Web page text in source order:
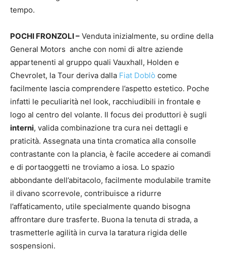
tempo.
POCHI FRONZOLI – Venduta inizialmente, su ordine della
General Motors anche con nomi di altre aziende
appartenenti al gruppo quali Vauxhall, Holden e
Chevrolet, la Tour deriva dalla Fiat Doblò come
facilmente lascia comprendere l’aspetto estetico. Poche
infatti le peculiarità nel look, racchiudibili in frontale e
logo al centro del volante. Il focus dei produttori è sugli
interni, valida combinazione tra cura nei dettagli e
praticità. Assegnata una tinta cromatica alla consolle
contrastante con la plancia, è facile accedere ai comandi
e di portaoggetti ne troviamo a iosa. Lo spazio
abbondante dell’abitacolo, facilmente modulabile tramite
il divano scorrevole, contribuisce a ridurre
l’affaticamento, utile specialmente quando bisogna
affrontare dure trasferte. Buona la tenuta di strada, a
trasmetterle agilità in curva la taratura rigida delle
sospensioni.